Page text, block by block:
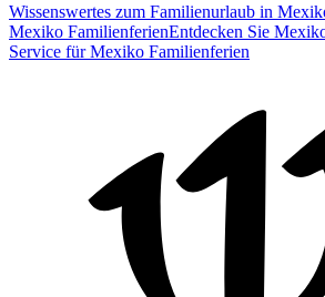
Wissenswertes zum Familienurlaub in
Mexiko FamilienferienEntdecken Sie
Service für Mexiko Familienferien